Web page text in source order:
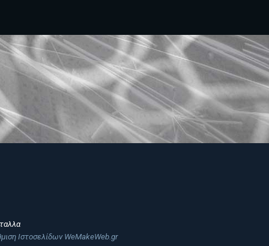
Ιστοσελίδων WeMakeWeb.gr